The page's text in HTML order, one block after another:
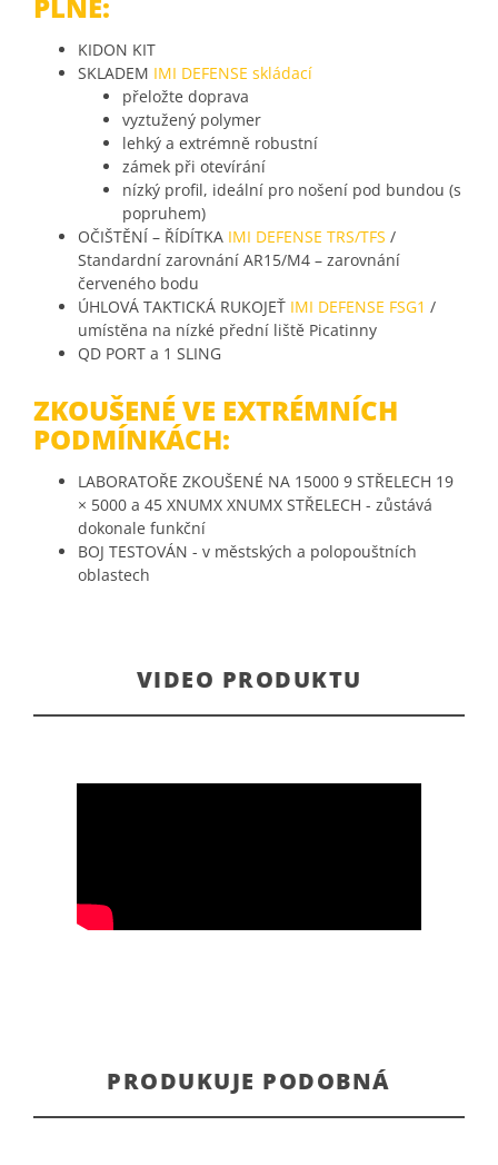
KIDON KIT
SKLADEM IMI DEFENSE skládací
přeložte doprava
vyztužený polymer
lehký a extrémně robustní
zámek při otevírání
nízký profil, ideální pro nošení pod bundou (s
popruhem)
OČIŠTĚNÍ – ŘÍDÍTKA IMI DEFENSE TRS/TFS /
Standardní zarovnání AR15/M4 – zarovnání
červeného bodu
ÚHLOVÁ TAKTICKÁ RUKOJEŤ IMI DEFENSE FSG1 /
umístěna na nízké přední liště Picatinny
QD PORT a 1 SLING
ZKOUŠENÉ VE EXTRÉMNÍCH
PODMÍNKÁCH:
LABORATOŘE ZKOUŠENÉ NA 15000 9 STŘELECH 19
× 5000 a 45 XNUMX XNUMX STŘELECH - zůstává
dokonale funkční
BOJ TESTOVÁN - v městských a polopouštních
oblastech
VIDEO PRODUKTU
PRODUKUJE PODOBNÁ